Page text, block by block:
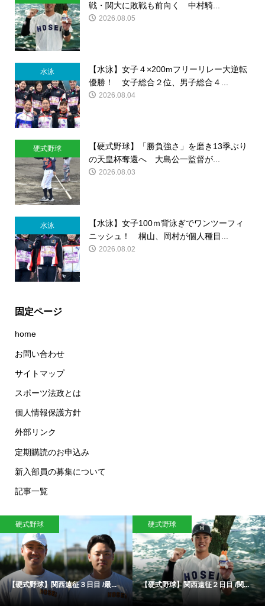
戦・関大に敗戦も前向く 中村騎...
2026.08.05
水泳
【水泳】女子４×200mフリーリレー大逆転
優勝！ 女子総合２位、男子総合４...
2026.08.04
硬式野球
【硬式野球】「勝負強さ」を磨き13季ぶり
の天皇杯奪還へ 大島公一監督が...
2026.08.03
水泳
【水泳】女子100ｍ背泳ぎでワンツーフィ
ニッシュ！ 桐山、岡村が個人種目...
2026.08.02
固定ページ
home
お問い合わせ
サイトマップ
スポーツ法政とは
個人情報保護方針
外部リンク
定期購読のお申込み
新入部員の募集について
記事一覧
硬式野球
【硬式野球】関西遠征２日目 /関...
【水泳】女子４×200mフリー
ー...